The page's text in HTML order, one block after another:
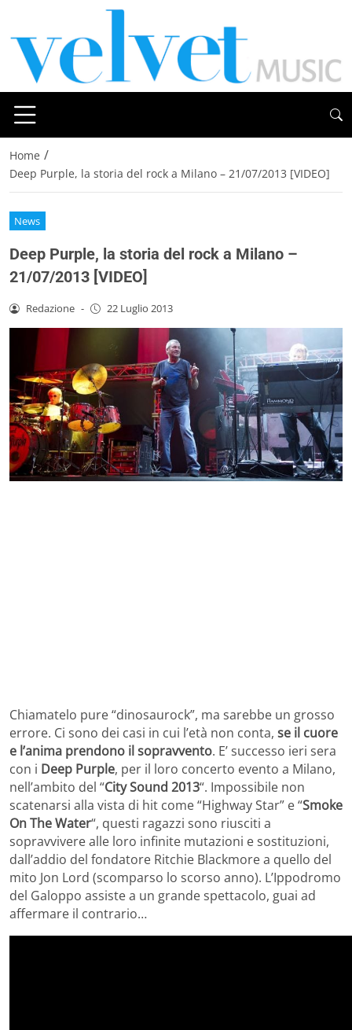
Home /
Deep Purple, la storia del rock a Milano – 21/07/2013 [VIDEO]
News
Deep Purple, la storia del rock a Milano –
21/07/2013 [VIDEO]
Redazione - 22 Luglio 2013
Chiamatelo pure “dinosaurock”, ma sarebbe un grosso
errore. Ci sono dei casi in cui l’età non conta, se il cuore
e l’anima prendono il sopravvento. E’ successo ieri sera
con i Deep Purple, per il loro concerto evento a Milano,
nell’ambito del “City Sound 2013“. Impossibile non
scatenarsi alla vista di hit come “Highway Star” e “Smoke
On The Water“, questi ragazzi sono riusciti a
sopravvivere alle loro infinite mutazioni e sostituzioni,
dall’addio del fondatore Ritchie Blackmore a quello del
mito Jon Lord (scomparso lo scorso anno). L’Ippodromo
del Galoppo assiste a un grande spettacolo, guai ad
affermare il contrario…